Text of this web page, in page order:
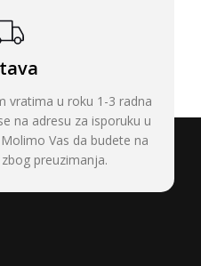
vratima u roku 1-3 radna
na adresu za isporuku u
Vas da budete na
preuzimanja.